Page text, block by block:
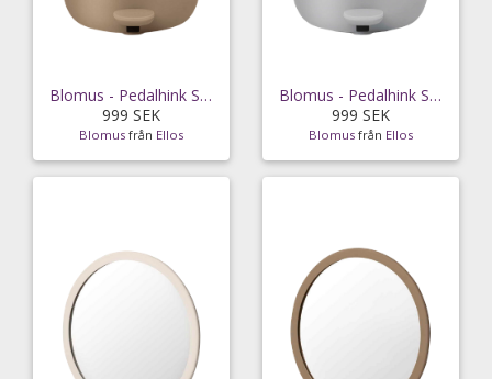
Blomus - Pedalhink Sono 5L - Brun
999 SEK
Blomus från Ellos
Blomus - Pedalhink Sono 5L - Grå
999 SEK
Blomus från Ellos